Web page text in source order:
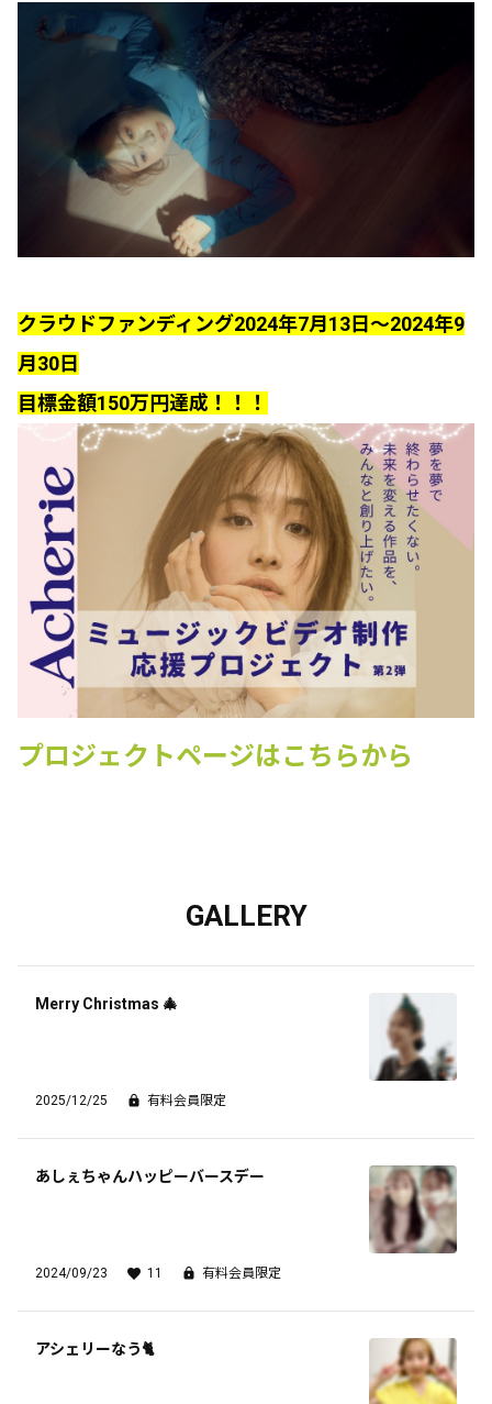
お疲れ様です☺︎
この記事は有料会員限定です
Acherie official fanclubがBitfanを更新しました
今週のOtokage Voice📻
この記事は有料会員限定です
5 0 0
この記事は有料会員限定です
19日前
クラウドファンディング2024年7月13日〜2024年9
月30日
目標金額150万円達成！！！
プロジェクトページはこちらから
GALLERY
Merry Christmas 🎄
2025/12/25 有料会員限定
あしぇちゃんハッピーバースデー
2024/09/23 11 有料会員限定
アシェリーなう🐈